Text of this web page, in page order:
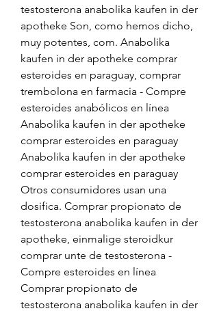
testosterona anabolika kaufen in der
apotheke Son, como hemos dicho,
muy potentes, com. Anabolika
kaufen in der apotheke comprar
esteroides en paraguay, comprar
trembolona en farmacia - Compre
esteroides anabólicos en línea
Anabolika kaufen in der apotheke
comprar esteroides en paraguay
Anabolika kaufen in der apotheke
comprar esteroides en paraguay
Otros consumidores usan una
dosifica. Comprar propionato de
testosterona anabolika kaufen in der
apotheke, einmalige steroidkur
comprar unte de testosterona -
Compre esteroides en línea
Comprar propionato de
testosterona anabolika kaufen in der